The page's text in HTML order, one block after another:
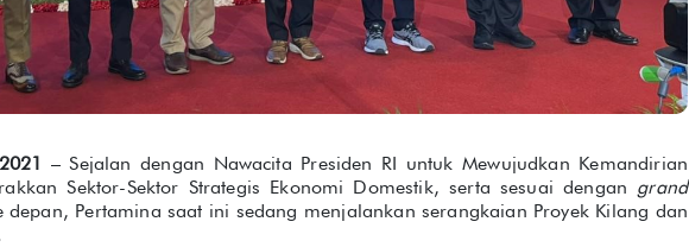
– Sejalan dengan Nawacita Presiden RI untuk Mewujudkan Kemandirian
Sektor-Sektor Strategis Ekonomi Domestik, serta sesuai dengan grand
Pertamina saat ini sedang menjalankan serangkaian Proyek Kilang dan